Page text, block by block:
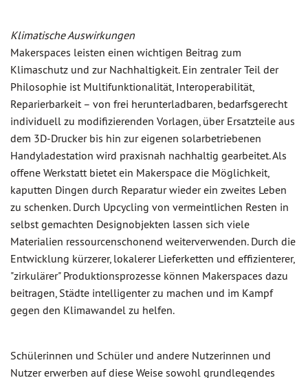
Klimatische Auswirkungen
Makerspaces leisten einen wichtigen Beitrag zum
Klimaschutz und zur Nachhaltigkeit. Ein zentraler Teil der
Philosophie ist Multifunktionalität, Interoperabilität,
Reparierbarkeit – von frei herunterladbaren, bedarfsgerecht
individuell zu modifizierenden Vorlagen, über Ersatzteile aus
dem 3D-Drucker bis hin zur eigenen solarbetriebenen
Handyladestation wird praxisnah nachhaltig gearbeitet. Als
offene Werkstatt bietet ein Makerspace die Möglichkeit,
kaputten Dingen durch Reparatur wieder ein zweites Leben
zu schenken. Durch Upcycling von vermeintlichen Resten in
selbst gemachten Designobjekten lassen sich viele
Materialien ressourcenschonend weiterverwenden. Durch die
Entwicklung kürzerer, lokalerer Lieferketten und effizienterer,
"zirkulärer" Produktionsprozesse können Makerspaces dazu
beitragen, Städte intelligenter zu machen und im Kampf
gegen den Klimawandel zu helfen.
Schülerinnen und Schüler und andere Nutzerinnen und
Nutzer erwerben auf diese Weise sowohl grundlegendes